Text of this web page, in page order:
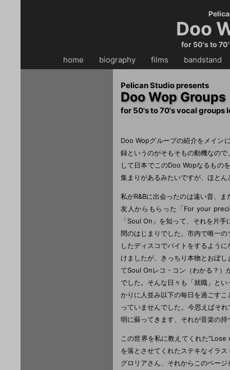
Doo
for 50's to
home biography・・ films bandstand
Pelican Studio presents
Doo Wop Groups
for 50's to 70's vocal groups
Doo Wopグループの紹介をメイン
録というのがそもそもの動機なの
して日本でこのDoo Wopなるもの
集まりがあるみたいですが、ほと
私がR&Bに出会ったのは遠い昔、
友人からもらった「For your
「Soul On」を知って、それを片
間のはじまりでした。市内で唯一
したディスコでバイトをするよう
けましたが、きっちり本物とおぼ
てSoul Onレコ・コン（わかる？）
でした。そんな日々も「就職」と
かりに人並み以下の毎日を過ごす
っていませんでした。今思えばそ
明に蘇ってきます、それが音楽の
この世界を私に教えてくれた
を落とさせてくれたステキなイラ
グロリアさん、それからこのペー